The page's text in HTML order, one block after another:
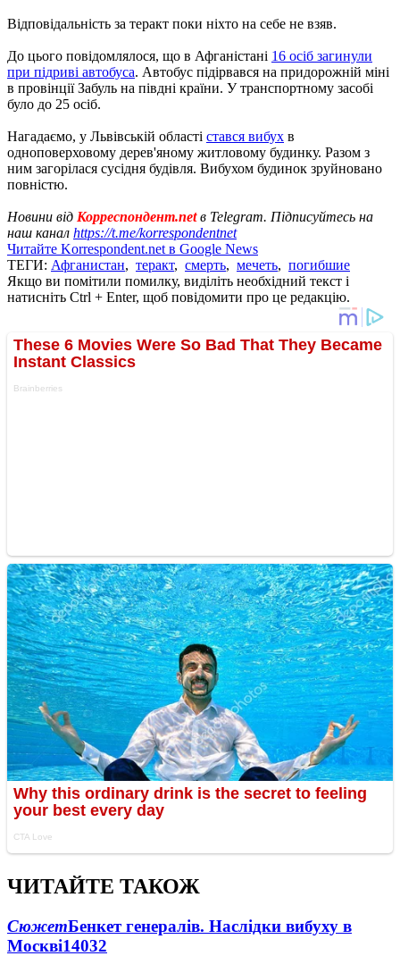
Відповідальність за теракт поки ніхто на себе не взяв.
До цього повідомлялося, що в Афганістані 16 осіб загинули
при підриві автобуса. Автобус підірвався на придорожній міні
в провінції Забуль на півдні країни. У транспортному засобі
було до 25 осіб.
Нагадаємо, у Львівській області стався вибух в
одноповерховому дерев'яному житловому будинку. Разом з
ним загорілася сусідня будівля. Вибухом будинок зруйновано
повністю.
Новини від Корреспондент.netв Telegram. Підписуйтесь на
наш канал https://t.me/korrespondentnet
Читайте Korrespondent.net в Google News
ТЕГИ: Афганистан, теракт, смерть, мечеть, погибшие
Якщо ви помітили помилку, виділіть необхідний текст і
натисніть Ctrl + Enter, щоб повідомити про це редакцію.
ЧИТАЙТЕ ТАКОЖ
СюжетБенкет генералів. Наслідки вибуху в
Москві14032